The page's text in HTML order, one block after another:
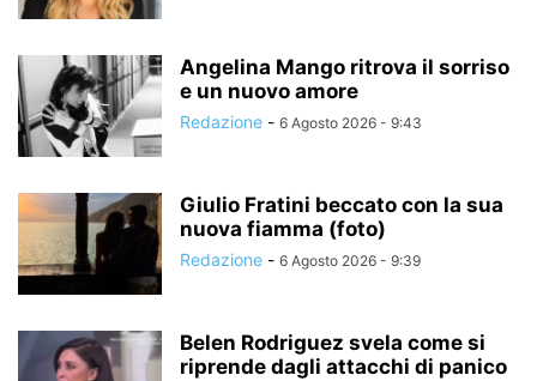
Angelina Mango ritrova il sorriso
e un nuovo amore
Redazione - 6 Agosto 2026 - 9:43
Giulio Fratini beccato con la sua
nuova fiamma (foto)
Redazione - 6 Agosto 2026 - 9:39
Belen Rodriguez svela come si
riprende dagli attacchi di panico